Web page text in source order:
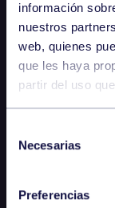
información
nuestros
web, quienes
que les haya
partir del uso
Necesarias
Preferencias